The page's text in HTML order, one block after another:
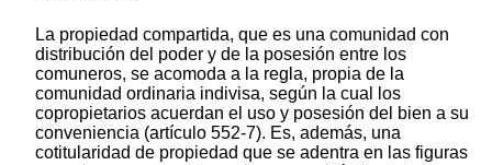
La propiedad compartida, que es una comunidad con
distribución del poder y de la posesión entre los
comuneros, se acomoda a la regla, propia de la
comunidad ordinaria indivisa, según la cual los
copropietarios acuerdan el uso y posesión del bien a su
conveniencia (artículo 552-7). Es, además, una
cotitularidad de propiedad que se adentra en las figuras